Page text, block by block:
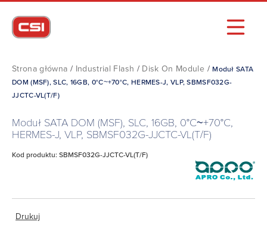
Strona główna / Industrial Flash / Disk On Module /Moduł SATA
DOM (MSF), SLC, 16GB, 0°C~+70°C, HERMES-J, VLP, SBMSF032G-
JJCTC-VL(T/F)
Moduł SATA DOM (MSF), SLC, 16GB, 0°C~+70°C,
HERMES-J, VLP, SBMSF032G-JJCTC-VL(T/F)
Kod produktu: SBMSF032G-JJCTC-VL(T/F)
Drukuj